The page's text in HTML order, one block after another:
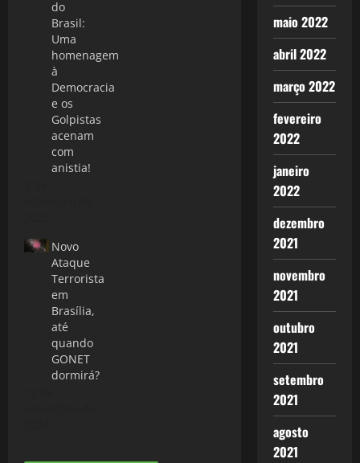
do
Brasil:
Uma
homenagem
à
Democracia
e os
Golpistas
acenam
com
anistia!
Novo
Ataque
Terrorista
em
Brasília,
até
quando
GONET
dormirá?
maio 2022
abril 2022
março 2022
fevereiro
2022
janeiro
2022
dezembro
2021
novembro
2021
outubro
2021
setembro
2021
agosto
2021